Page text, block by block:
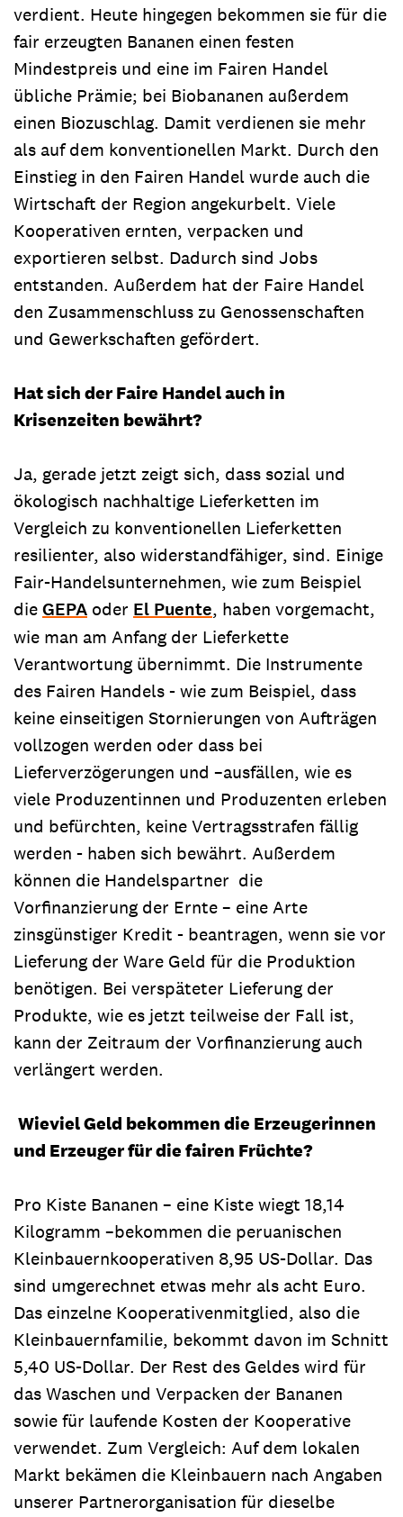
verdient. Heute hingegen bekommen sie für die
fair erzeugten Bananen einen festen
Mindestpreis und eine im Fairen Handel
übliche Prämie; bei Biobananen außerdem
einen Biozuschlag. Damit verdienen sie mehr
als auf dem konventionellen Markt. Durch den
Einstieg in den Fairen Handel wurde auch die
Wirtschaft der Region angekurbelt. Viele
Kooperativen ernten, verpacken und
exportieren selbst. Dadurch sind Jobs
entstanden. Außerdem hat der Faire Handel
den Zusammenschluss zu Genossenschaften
und Gewerkschaften gefördert.
Hat sich der Faire Handel auch in
Krisenzeiten bewährt?
Ja, gerade jetzt zeigt sich, dass sozial und
ökologisch nachhaltige Lieferketten im
Vergleich zu konventionellen Lieferketten
resilienter, also widerstandfähiger, sind. Einige
Fair-Handelsunternehmen, wie zum Beispiel
dieGEPA oder El Puente, haben vorgemacht,
wie man am Anfang der Lieferkette
Verantwortung übernimmt. Die Instrumente
des Fairen Handels - wie zum Beispiel, dass
keine einseitigen Stornierungen von Aufträgen
vollzogen werden oder dass bei
Lieferverzögerungen und –ausfällen, wie es
viele Produzentinnen und Produzenten erleben
und befürchten, keine Vertragsstrafen fällig
werden - haben sich bewährt. Außerdem
können die Handelspartner die
Vorfinanzierung der Ernte – eine Arte
zinsgünstiger Kredit - beantragen, wenn sie vor
Lieferung der Ware Geld für die Produktion
benötigen. Bei verspäteter Lieferung der
Produkte, wie es jetzt teilweise der Fall ist,
kann der Zeitraum der Vorfinanzierung auch
verlängert werden.
Wieviel Geld bekommen die Erzeugerinnen
und Erzeuger für die fairen Früchte?
Pro Kiste Bananen – eine Kiste wiegt 18,14
Kilogramm –bekommen die peruanischen
Kleinbauernkooperativen 8,95 US-Dollar. Das
sind umgerechnet etwas mehr als acht Euro.
Das einzelne Kooperativenmitglied, also die
Kleinbauernfamilie, bekommt davon im Schnitt
5,40 US-Dollar. Der Rest des Geldes wird für
das Waschen und Verpacken der Bananen
sowie für laufende Kosten der Kooperative
verwendet. Zum Vergleich: Auf dem lokalen
Markt bekämen die Kleinbauern nach Angaben
unserer Partnerorganisation für dieselbe